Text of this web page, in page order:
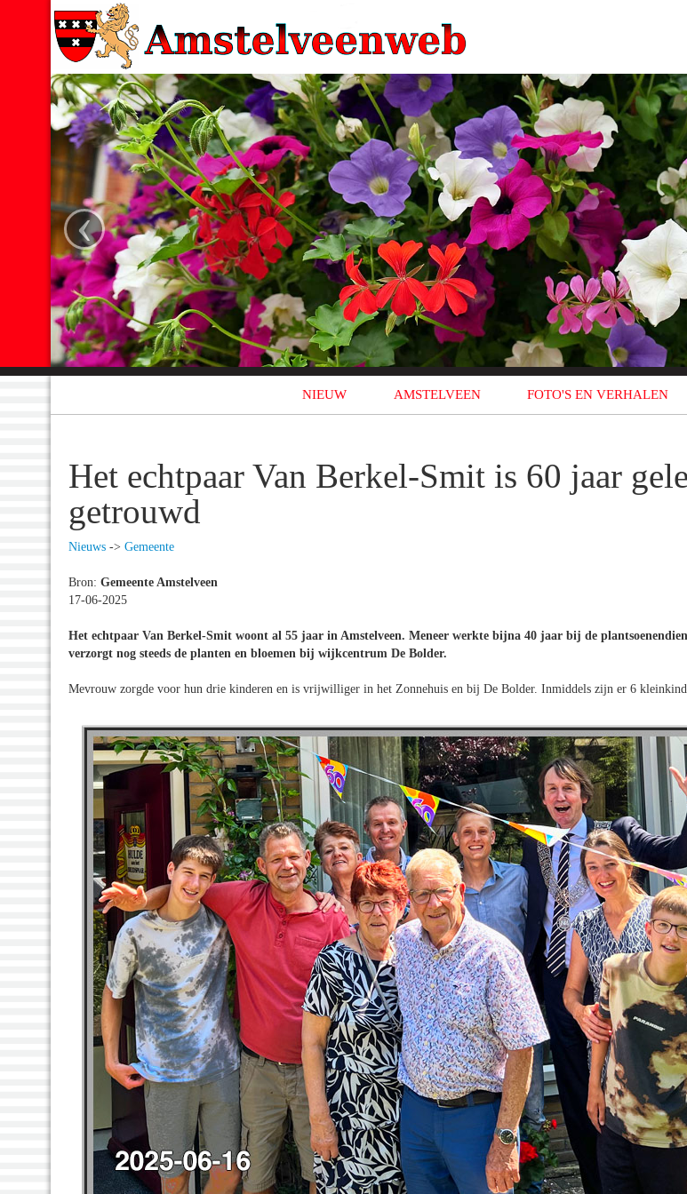
‹
NIEUW AMSTELVEEN FOTO'S EN VERHALEN
Het echtpaar Van Berkel-Smit is 60 jaar
getrouwd
Nieuws -> Gemeente
Bron: Gemeente Amstelveen
17-06-2025
Het echtpaar Van Berkel-Smit woont al 55 jaar in Amstelveen. Meneer werkte bijna 40 jaar bij de
verzorgt nog steeds de planten en bloemen bij wijkcentrum De Bolder.
Mevrouw zorgde voor hun drie kinderen en is vrijwilliger in het Zonnehuis en bij De Bolder. Inmiddels zijn er 6